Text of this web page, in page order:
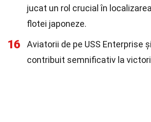
jucat un rol crucial în
flotei japoneze.
16
Aviatorii de pe USS Enterprise
contribuit semnificativ la